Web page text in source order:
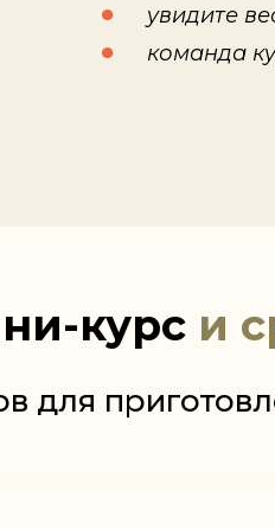
увидите
команда
курс и
для